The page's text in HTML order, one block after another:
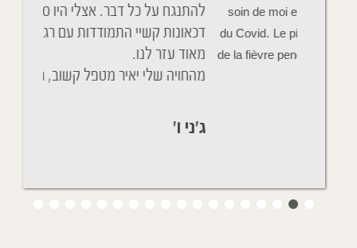
de la
להתנגח על כל דבר. אצלי היו סימנים של
דכאונות קשיי התמודדות עם רגשות וכו'. יאיר
מאוד עזר לנו.
מהחויה שלי יאיר מטפל קשוב, רגיש ונעים.